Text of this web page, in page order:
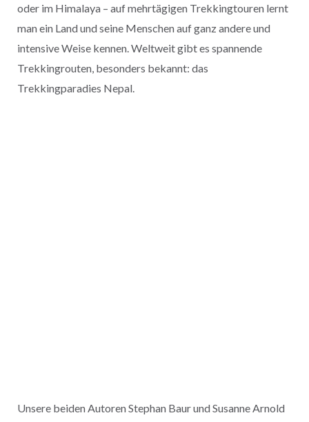
oder im Himalaya – auf mehrtägigen Trekkingtouren lernt
man ein Land und seine Menschen auf ganz andere und
intensive Weise kennen. Weltweit gibt es spannende
Trekkingrouten, besonders bekannt: das
Trekkingparadies Nepal.
Unsere beiden Autoren Stephan Baur und Susanne Arnold